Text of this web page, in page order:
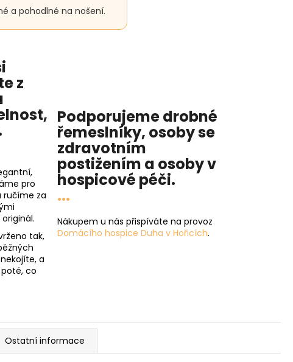
a pohodlné na nošení.
z
,
pro
ručíme za
tak,
a
co
Podporujeme drobné
řemeslníky, osoby se
zdravotním
postižením a osoby v
hospicové péči.
...
Nákupem u nás přispíváte na provoz
Domácího hospice Duha v Hořicích.
Ostatní informace